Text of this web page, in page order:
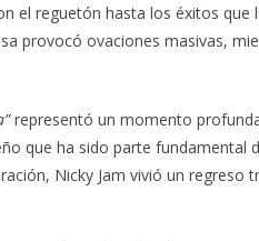
el reguetón hasta los éxitos
provocó ovaciones masivas,
representó un momento
que ha sido parte fundamental
Nicky Jam vivió un regreso